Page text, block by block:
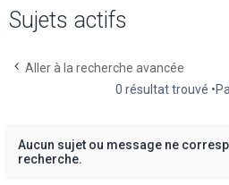
Sujets actifs
Aller à la recherche avancée
0 résultat trouvé
Aucun sujet ou message ne
recherche.